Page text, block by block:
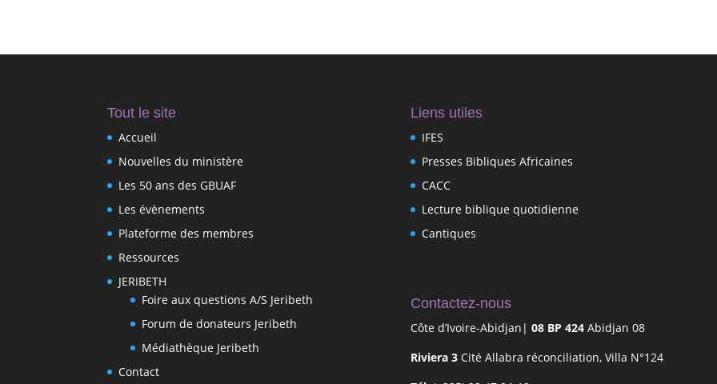
Tout le site
Accueil
Nouvelles du ministère
Les 50 ans des GBUAF
Les évènements
Plateforme des membres
Ressources
JERIBETH
Foire aux questions A/S Jeribeth
Forum de donateurs Jeribeth
Médiathèque Jeribeth
Contact
Liens utiles
IFES
Presses Bibliques Africaines
CACC
Lecture biblique quotidienne
Cantiques
Contactez-nous
Côte d’Ivoire-Abidjan| 08 BP 424Abidjan 08
Riviera 3Cité Allabra réconciliation, Villa N°124